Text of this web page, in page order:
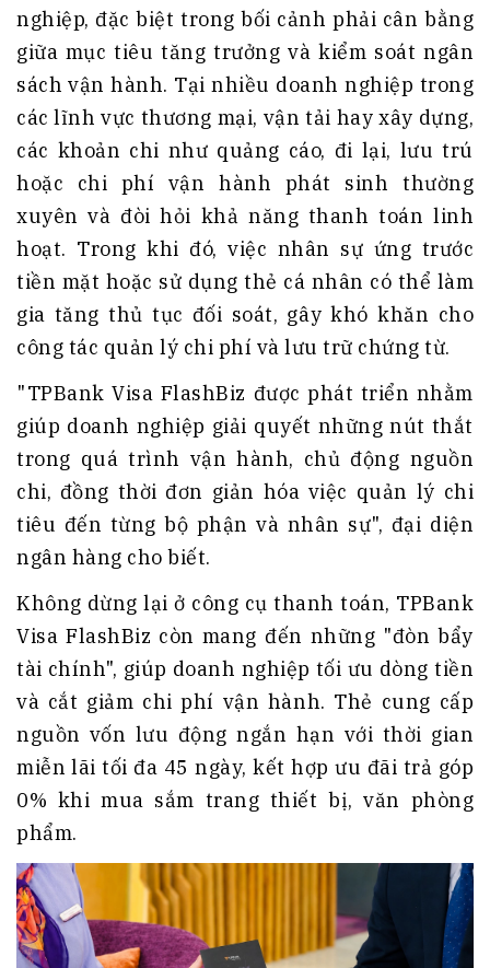
nghiệp, đặc biệt trong bối cảnh phải cân bằng
giữa mục tiêu tăng trưởng và kiểm soát ngân
sách vận hành. Tại nhiều doanh nghiệp trong
các lĩnh vực thương mại, vận tải hay xây dựng,
các khoản chi như quảng cáo, đi lại, lưu trú
hoặc chi phí vận hành phát sinh thường
xuyên và đòi hỏi khả năng thanh toán linh
hoạt. Trong khi đó, việc nhân sự ứng trước
tiền mặt hoặc sử dụng thẻ cá nhân có thể làm
gia tăng thủ tục đối soát, gây khó khăn cho
công tác quản lý chi phí và lưu trữ chứng từ.
"TPBank Visa FlashBiz được phát triển nhằm
giúp doanh nghiệp giải quyết những nút thắt
trong quá trình vận hành, chủ động nguồn
chi, đồng thời đơn giản hóa việc quản lý chi
tiêu đến từng bộ phận và nhân sự", đại diện
ngân hàng cho biết.
Không dừng lại ở công cụ thanh toán, TPBank
Visa FlashBiz còn mang đến những "đòn bẩy
tài chính", giúp doanh nghiệp tối ưu dòng tiền
và cắt giảm chi phí vận hành. Thẻ cung cấp
nguồn vốn lưu động ngắn hạn với thời gian
miễn lãi tối đa 45 ngày, kết hợp ưu đãi trả góp
0% khi mua sắm trang thiết bị, văn phòng
phẩm.